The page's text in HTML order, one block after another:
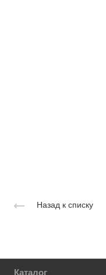
Назад к списку
Каталог